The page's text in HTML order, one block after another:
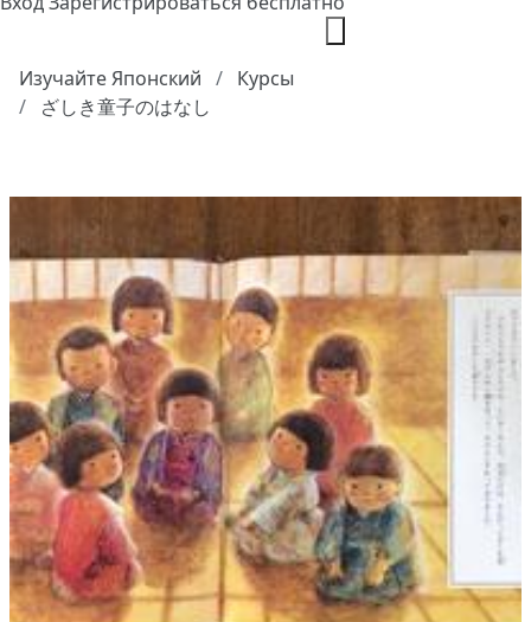
Изучайте Японский
Курсы
ざしき童子のはなし